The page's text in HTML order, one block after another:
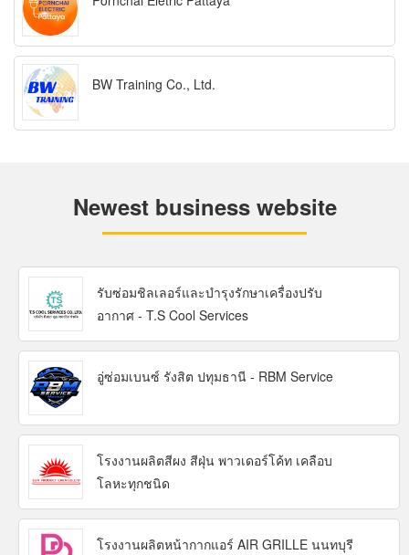
BW Training Co., Ltd.
Newest business website
รับซ่อมชิลเลอร์และบำรุงรักษาเครื่องปรับ
อากาศ - T.S Cool Services
อู่ซ่อมเบนซ์ รังสิต ปทุมธานี - RBM Service
โรงงานผลิตสีผง สีฝุ่น พาวเดอร์โค้ท เคลือบ
โลหะทุกชนิด
โรงงานผลิตหน้ากากแอร์ AIR GRILLE นนทบุรี